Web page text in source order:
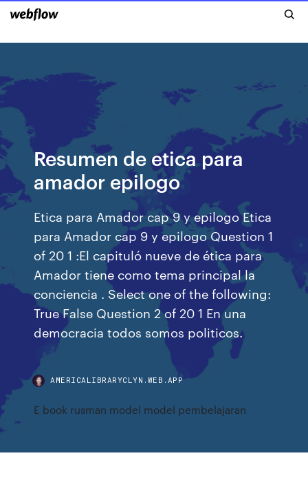
Resumen de etica para
amador epilogo
Etica para Amador cap 9 y epilogo Etica
para Amador cap 9 y epilogo Question 1
of 20 1 :El capituló nueve de ética para
Amador tiene como tema principal la
conciencia . Select one of the following:
True False Question 2 of 20 1 En una
democracia todos somos politicos.
AMERICALIBRARYCLYN.WEB.APP
E book rusman model model pembelajaran